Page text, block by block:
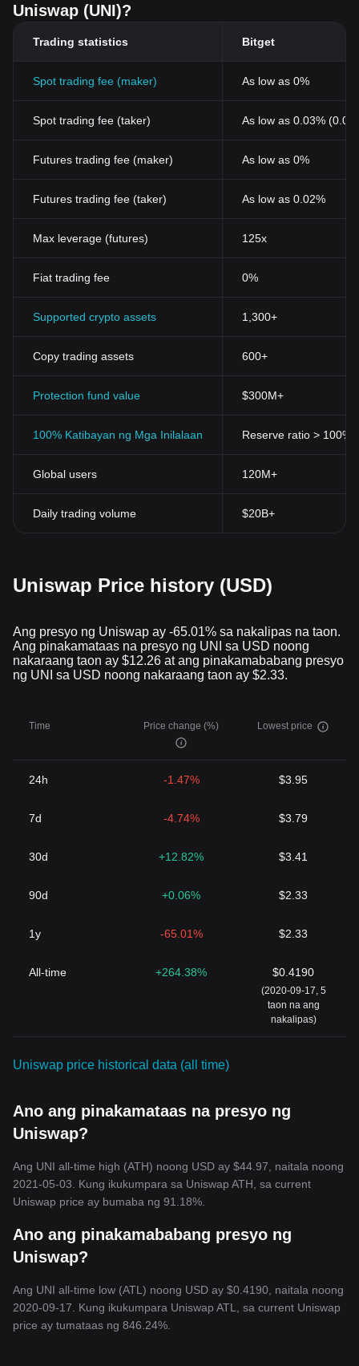
Uniswap (UNI)?
Trading statistics Bitget
Spot trading fee (maker) As low as 0%
Spot trading fee (taker) As low as 0.03%
Futures trading fee (maker) As low as 0%
Futures trading fee (taker) As low as 0.02%
Max leverage (futures) 125x
Fiat trading fee 0%
Supported crypto assets 1,300+
Copy trading assets 600+
Protection fund value $300M+
100% Katibayan ng Mga Inilalaan Reserve ratio > 100%
Global users 120M+
Daily trading volume $20B+
Uniswap Price history (USD)
Ang presyo ng Uniswap ay -65.01% sa nakalipas na taon.
Ang pinakamataas na presyo ng UNI sa USD noong
nakaraang taon ay $12.26 at ang pinakamababang presyo
ng UNI sa USD noong nakaraang taon ay $2.33.
Time Price change (%) Lowest price
24h -1.47% $3.95
7d -4.74% $3.79
30d +12.82% $3.41
90d +0.06% $2.33
1y -65.01% $2.33
All-time +264.38% $0.4190
(2020-09-17, 5
taon na ang
nakalipas)
Uniswap price historical data (all time)
Ano ang pinakamataas na presyo ng
Uniswap?
Ang UNI all-time high (ATH) noong USD ay $44.97, naitala noong
2021-05-03. Kung ikukumpara sa Uniswap ATH, sa current
Uniswap price ay bumaba ng 91.18%.
Ano ang pinakamababang presyo ng
Uniswap?
Ang UNI all-time low (ATL) noong USD ay $0.4190, naitala noong
2020-09-17. Kung ikukumpara Uniswap ATL, sa current Uniswap
price ay tumataas ng 846.24%.